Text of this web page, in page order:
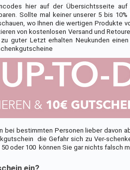
hier auf der Übersichtsseite auf
Sollte mal keiner unserer 5 bis
wo Ihnen die wertigen Produkte
von kostenlosen Versand und
guter Letzt erhalten Neukunden
bei bestimmten Personen lieber davon
 die Gefahr sich zu Ver-
oder 100  können Sie gar nichts falsch